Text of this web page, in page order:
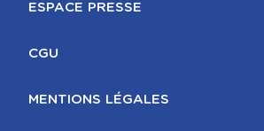
ESPACE PRESSE
CGU
MENTIONS LÉGALES